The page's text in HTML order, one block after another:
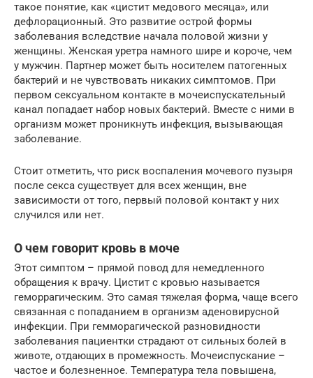
такое понятие, как «цистит медового месяца», или
дефлорационный. Это развитие острой формы
заболевания вследствие начала половой жизни у
женщины. Женская уретра намного шире и короче, чем
у мужчин. Партнер может быть носителем патогенных
бактерий и не чувствовать никаких симптомов. При
первом сексуальном контакте в мочеиспускательный
канал попадает набор новых бактерий. Вместе с ними в
организм может проникнуть инфекция, вызывающая
заболевание.
Стоит отметить, что риск воспаления мочевого пузыря
после секса существует для всех женщин, вне
зависимости от того, первый половой контакт у них
случился или нет.
О чем говорит кровь в моче
Этот симптом – прямой повод для немедленного
обращения к врачу. Цистит с кровью называется
геморрагическим. Это самая тяжелая форма, чаще всего
связанная с попаданием в организм аденовирусной
инфекции. При гемморагической разновидности
заболевания пациентки страдают от сильных болей в
животе, отдающих в промежность. Мочеиспускание –
частое и болезненное. Температура тела повышена,